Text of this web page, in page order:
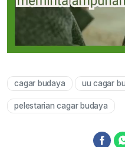
cagar budaya uu cagar
pelestarian cagar budaya